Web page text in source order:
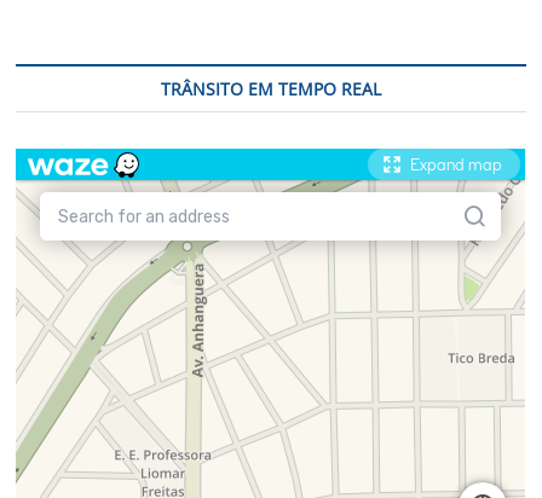
TRÂNSITO EM TEMPO REAL